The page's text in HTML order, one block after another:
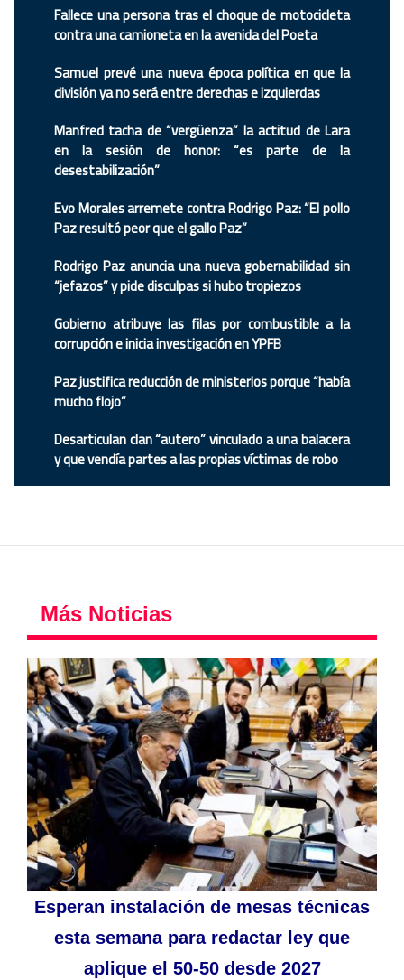
Fallece una persona tras el choque de motocicleta
contra una camioneta en la avenida del Poeta
Samuel prevé una nueva época política en que la
división ya no será entre derechas e izquierdas
Manfred tacha de “vergüenza” la actitud de Lara
en la sesión de honor: “es parte de la
desestabilización”
Evo Morales arremete contra Rodrigo Paz: “El pollo
Paz resultó peor que el gallo Paz”
Rodrigo Paz anuncia una nueva gobernabilidad sin
“jefazos” y pide disculpas si hubo tropiezos
Gobierno atribuye las filas por combustible a la
corrupción e inicia investigación en YPFB
Paz justifica reducción de ministerios porque “había
mucho flojo”
Desarticulan clan “autero” vinculado a una balacera
y que vendía partes a las propias víctimas de robo
Más Noticias
Esperan instalación de mesas técnicas
esta semana para redactar ley que
aplique el 50-50 desde 2027